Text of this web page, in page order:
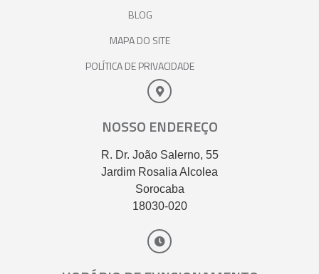
BLOG
MAPA DO SITE
POLÍTICA DE PRIVACIDADE
NOSSO ENDEREÇO
R. Dr. João Salerno, 55
Jardim Rosalia Alcolea
Sorocaba
18030-020